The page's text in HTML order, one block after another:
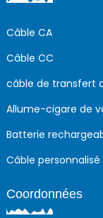
Câble CA
Câble CC
câble de transfert
Allume-cigare de
Batterie
Câble personnalisé
Coordonnées